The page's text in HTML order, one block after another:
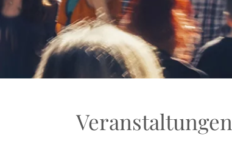
Veranstaltungen